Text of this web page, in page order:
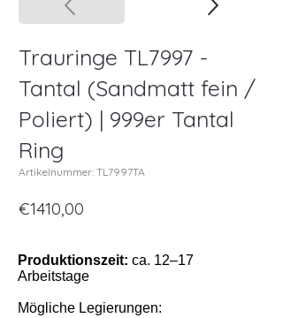
Trauringe TL7997 -
Tantal (Sandmatt fein /
Poliert) | 999er Tantal
Ring
Artikelnummer: TL7997TA
€1410,00
Produktionszeit: ca. 12–17
Arbeitstage
Mögliche Legierungen: